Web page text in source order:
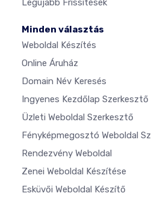
Legújabb Frissítések
Minden választás
Weboldal Készítés
Online Áruház
Domain Név Keresés
Ingyenes Kezdőlap Szerkesztő
Üzleti Weboldal Szerkesztő
Fényképmegosztó Weboldal
Rendezvény Weboldal
Zenei Weboldal Készítése
Esküvői Weboldal Készítő